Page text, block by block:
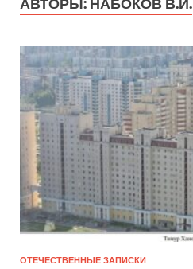
АВТОРЫ: НАБОКОВ В.И.
ОТЕЧЕСТВЕННЫЕ ЗАПИСКИ